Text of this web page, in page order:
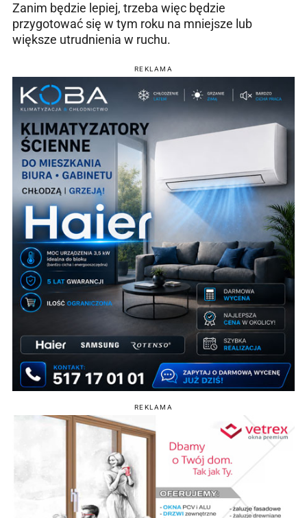
Zanim będzie lepiej, trzeba więc będzie
przygotować się w tym roku na mniejsze lub
większe utrudnienia w ruchu.
REKLAMA
REKLAMA